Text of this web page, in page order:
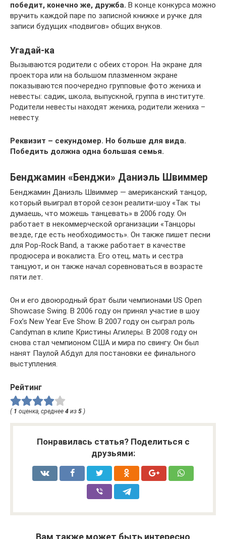
победит, конечно же, дружба. В конце конкурса можно
вручить каждой паре по записной книжке и ручке для
записи будущих «подвигов» общих внуков.
Угадай-ка
Вызываются родители с обеих сторон. На экране для
проектора или на большом плазменном экране
показываются поочередно групповые фото жениха и
невесты: садик, школа, выпускной, группа в институте.
Родители невесты находят жениха, родители жениха –
невесту.
Реквизит – секундомер. Но больше для вида.
Победить должна одна большая семья.
Бенджамин «Бенджи» Даниэль Швиммер
Бенджамин Даниэль Швиммер — американский танцор,
который выиграл второй сезон реалити-шоу «Так ты
думаешь, что можешь танцевать» в 2006 году. Он
работает в некоммерческой организации «Танцоры
везде, где есть необходимость». Он также пишет песни
для Pop-Rock Band, а также работает в качестве
продюсера и вокалиста. Его отец, мать и сестра
танцуют, и он также начал соревноваться в возрасте
пяти лет.
Он и его двоюродный брат были чемпионами US Open
Showcase Swing. В 2006 году он принял участие в шоу
Fox’s New Year Eve Show. В 2007 году он сыграл роль
Candyman в клипе Кристины Агилеры. В 2008 году он
снова стал чемпионом США и мира по свингу. Он был
нанят Паулой Абдул для постановки ее финального
выступления.
Рейтинг
( 1 оценка, среднее 4 из 5 )
Понравилась статья? Поделиться с
друзьями:
Вам также может быть интересно